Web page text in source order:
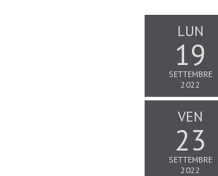
LUN
19
SETTEMBRE
2022
VEN
23
SETTEMBRE
2022